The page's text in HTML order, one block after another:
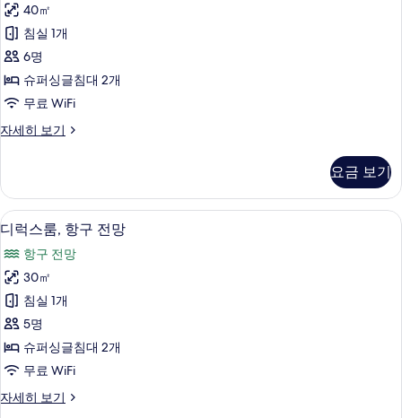
두
보
기
(With
Lounge
Access)
자
세
히
보
룸,
바
다
전
망
사
모
두
보
기
40㎡
침실 1개
6명
슈퍼싱글침대 2개
무료 WiFi
자세히 보기
디
바
다
전
망
자
세
히
보
기
요금 보기
디
럭
스
룸,
항
구
전
망
사
디럭스룸, 항구 전망 | 오리/거위털 이
3
디럭스룸, 항구 전망
항구 전망
30㎡
침실 1개
5명
슈퍼싱글침대 2개
무료 WiFi
자세히 보기
디